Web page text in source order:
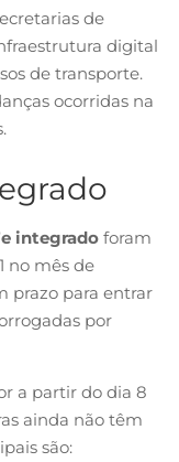
de
digital
de transporte.
ocorridas na
integrado foram
no mês de
prazo para entrar
por
a partir do dia 8
ainda não têm
são: